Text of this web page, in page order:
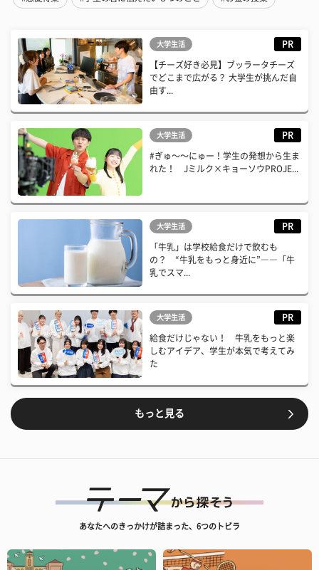
大学生活 PR
【チーズ好き必見】ブッラータチーズ
でどこまで広がる？ 大学生が挑んだ自
由す...
大学生活 PR
#ぎゅ〜〜にゅー！学生の発想から生ま
れた！ Jミルク×キョーソウPROJE...
大学生活 PR
「牛乳」は学校給食だけで飲むも
の？ “牛乳をもっと身近に”――「牛
乳でスマ...
大学生活 PR
給食だけじゃない！ 牛乳をもっと楽
しむアイデア、学生が本気で考えてみ
た
もっと見る
あなたへのきっかけが詰まった、6つのトビラ